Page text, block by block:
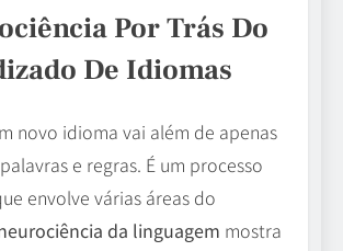
Por Trás Do
De Idiomas
novo idioma vai além de apenas
e regras. É um processo
envolve várias áreas do
da linguagem mostra